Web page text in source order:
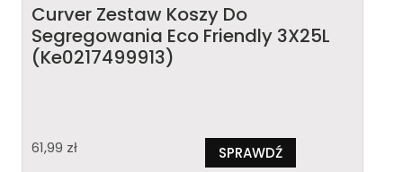
Curver Zestaw Koszy Do
Segregowania Eco Friendly 3X25L
(Ke0217499913)
61,99 zł SPRAWDŹ